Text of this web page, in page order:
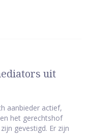
uit
aanbieder actief,
het gerechtshof
gevestigd. Er zijn